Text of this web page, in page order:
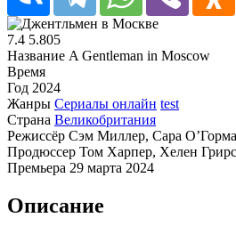
7.4 5.805
Название A Gentleman in Moscow
Время
Год 2024
Жанры Сериалы онлайн test
Страна Великобритания
Режиссёр Сэм Миллер, Сара
Продюссер Том Харпер, Хелен
Премьера 29 марта 2024
Описание